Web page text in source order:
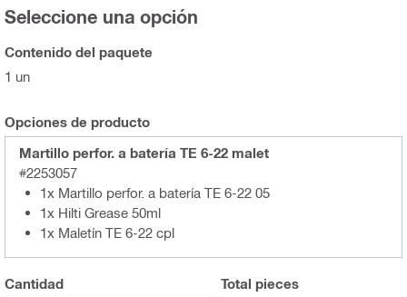
Seleccione una opción
Contenido del paquete
1 un
Opciones de producto
Martillo perfor. a batería TE 6-22 malet
#2253057
1x Martillo perfor. a batería TE 6-22 05
1x Hilti Grease 50ml
1x Maletín TE 6-22 cpl
Cantidad Total pieces